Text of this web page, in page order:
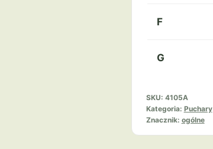
F
G
SKU: 4105A
Kategoria: Puchary
Znacznik: ogólne